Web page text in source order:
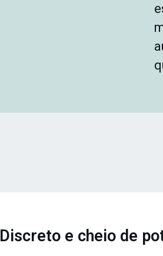
Discreto e cheio de